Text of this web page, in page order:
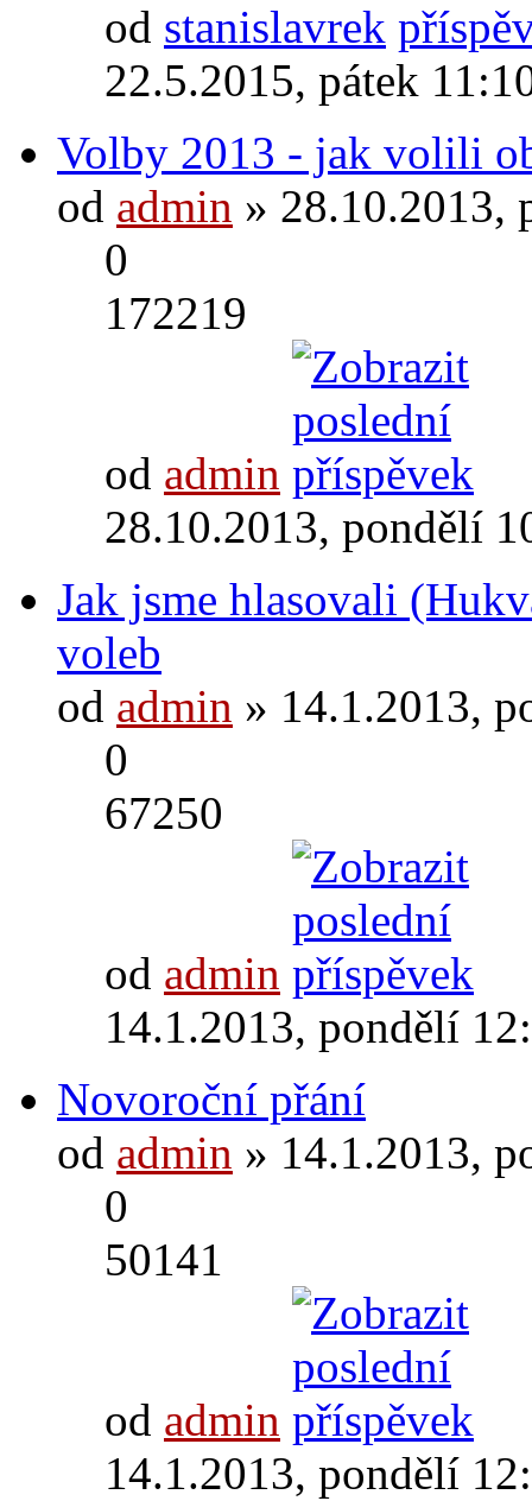
od stanislavrek
22.5.2015, pátek
Volby 2013 - jak volili
od admin » 28.10.2013,
0
172219
od admin
28.10.2013, pondělí
Jak jsme hlasovali
voleb
od admin » 14.1.2013,
0
67250
od admin
14.1.2013, pondělí
Novoroční přání
od admin » 14.1.2013,
0
50141
od admin
14.1.2013, pondělí